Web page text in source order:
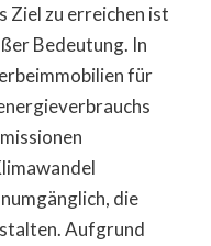
Ziel zu erreichen ist
Bedeutung. In
für
die
Aufgrund